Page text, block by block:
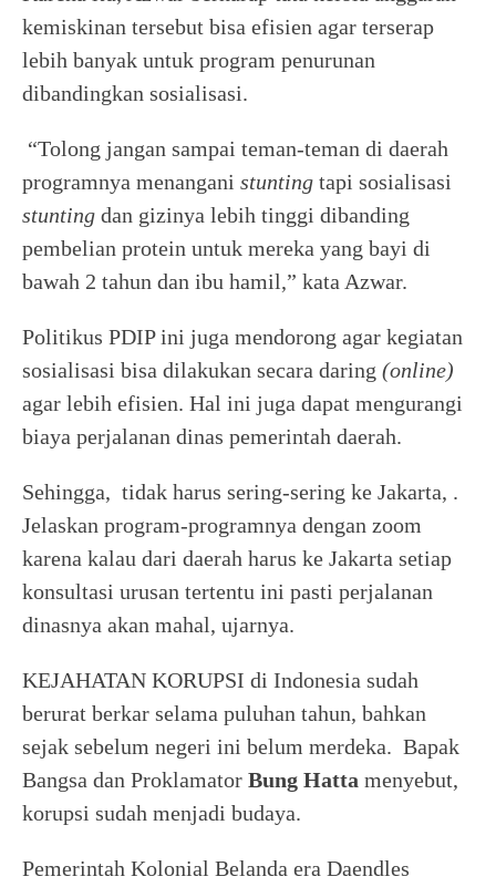
kemiskinan tersebut bisa efisien agar terserap
lebih banyak untuk program penurunan
dibandingkan sosialisasi.
“Tolong jangan sampai teman-teman di daerah
programnya menangani stunting tapi sosialisasi
stunting dan gizinya lebih tinggi dibanding
pembelian protein untuk mereka yang bayi di
bawah 2 tahun dan ibu hamil,” kata Azwar.
Politikus PDIP ini juga mendorong agar kegiatan
sosialisasi bisa dilakukan secara daring (online)
agar lebih efisien. Hal ini juga dapat mengurangi
biaya perjalanan dinas pemerintah daerah.
Sehingga, tidak harus sering-sering ke Jakarta, .
Jelaskan program-programnya dengan zoom
karena kalau dari daerah harus ke Jakarta setiap
konsultasi urusan tertentu ini pasti perjalanan
dinasnya akan mahal, ujarnya.
KEJAHATAN KORUPSI di Indonesia sudah
berurat berkar selama puluhan tahun, bahkan
sejak sebelum negeri ini belum merdeka. Bapak
Bangsa dan Proklamator Bung Hatta menyebut,
korupsi sudah menjadi budaya.
Pemerintah Kolonial Belanda era Daendles